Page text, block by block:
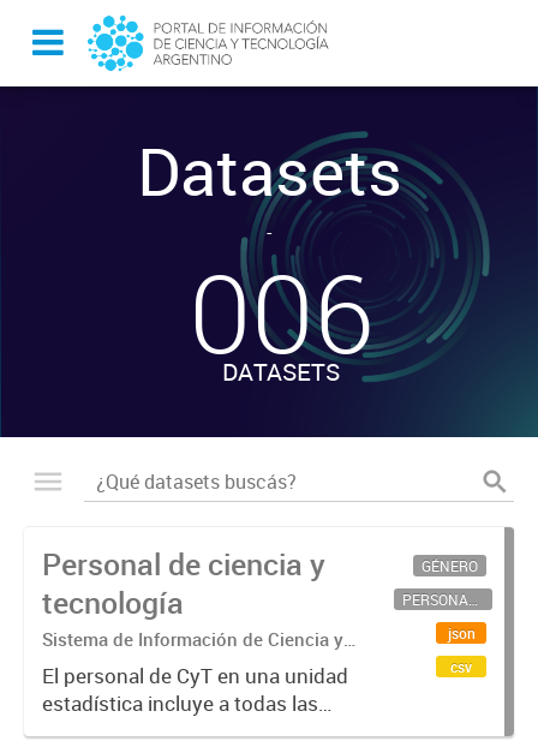
Datasets
-
006
DATASETS
Personal de ciencia y
tecnología
Sistema de Información de Ciencia y
Tecnología Argentino (SICYTAR)
El personal de CyT en una unidad
estadística incluye a todas las
personas involucradas
GÉNERO
PERSONAL CIENTÍFICO-TECNOLÓGICO
json
csv